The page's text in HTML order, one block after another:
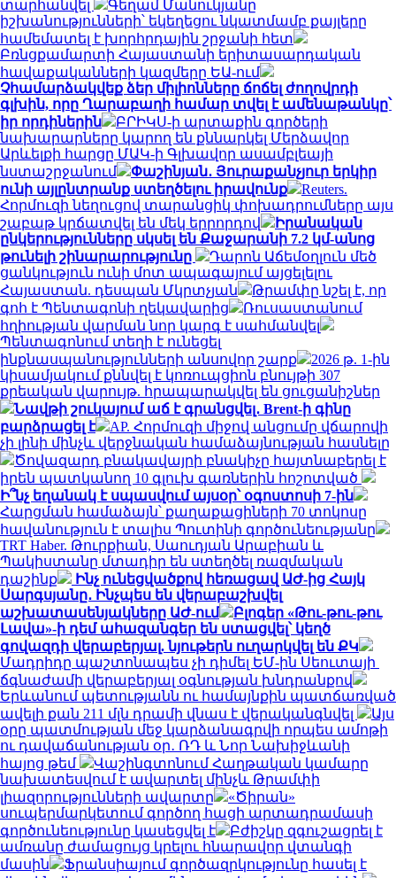
տարհանվել
Գեղամ Մանուկյանը
իշխանությունների՝ եկեղեցու նկատմամբ քայլերը
համեմատել է խորհրդային շրջանի հետ
Բռնցքամարտի Հայաստանի երիտասարդական
հավաքականների կազմերը ԵԱ-ում
Չհամարձակվեք ձեր միլիոնները ճոճել ժողովրդի
գլխին, որը Ղարաբաղի համար տվել է ամենաթանկը՝
իր որդիներին
ԲՐԻԿՍ-ի արտաքին գործերի
նախարարները կարող են քննարկել Մերձավոր
Արևելքի հարցը ՄԱԿ-ի Գլխավոր ասամբլեայի
նստաշրջանում
Փաշինյան․ Յուրաքանչյուր երկիր
ունի այլընտրանք ստեղծելու իրավունք
Reuters.
Հորմուզի նեղուցով տարանցիկ փոխադրումները այս
շաբաթ կրճատվել են մեկ երրորդով
Իրանական
ընկերությունները սկսել են Քաջարանի 7.2 կմ-անոց
թունելի շինարարությունը
Դարոն Աճեմօղլուն մեծ
ցանկություն ունի մոտ ապագայում այցելելու
Հայաստան. դեսպան Մկրտչյան
Թրամփը նշել է, որ
գոհ է Պենտագոնի ղեկավարից
Ռուսաստանում
հղիության վարման նոր կարգ է սահմանվել
Պենտագոնում տեղի է ունեցել
ինքնասպանությունների անսովոր շարք
2026 թ. 1-ին
կիսամյակում քննվել է կոռուպցիոն բնույթի 307
քրեական վարույթ. հրապարակվել են ցուցանիշներ
Նավթի շուկայում աճ է գրանցվել․ Brent-ի գինը
բարձրացել է
AP. Հորմուզի միջով անցումը վճարովի
չի լինի մինչև վերջնական համաձայնության հասնելը
Ծովազարդ բնակավայրի բնակիչը հայտնաբերել է
իրեն պատկանող 10 գլուխ գառներին հոշոտված
Ի՞նչ եղանակ է սպասվում այսօր՝ օգոստոսի 7-ին
Հարցման համաձայն՝ քաղաքացիների 70 տոկոսը
հավանություն է տալիս Պուտինի գործունեությանը
TRT Haber. Թուրքիան, Սաուդյան Արաբիան և
Պակիստանը մտադիր են ստեղծել ռազմական
դաշինք
Ինչ ունեցվածքով հեռացավ ԱԺ-ից Հայկ
Սարգսյանը․ Ինչպես են վերաբաշխվել
աշխատասենյակները ԱԺ-ում
Բլոգեր «Թու-թու-թու
Լավա»-ի դեմ ահազանգեր են ստացվել՝ կեղծ
գովազդի վերաբերյալ. նյութերն ուղարկվել են ՔԿ
Մադրիդը պաշտոնապես չի դիմել ԵՄ-ին Սեուտայի ​​
ճգնաժամի վերաբերյալ օգնության խնդրանքով
Երևանում պետությանն ու համայնքին պատճառված
ավելի քան 211 մլն դրամի վնաս է վերականգնվել
Այս
օրը պատմության մեջ կարձանագրվի որպես ամոթի
ու դավաճանության օր․ ՌԴ և Նոր Նախիջևանի
հայոց թեմ
Վաշինգտոնում Հաղթական կամարը
նախատեսվում է ավարտել մինչև Թրամփի
լիազորությունների ավարտը
«Ծիրան»
սուպերմարկետում գործող հացի արտադրամասի
գործունեությունը կասեցվել է
Բժիշկը զգուշացրել է
ամռանը ժամացույց կրելու հնարավոր վտանգի
մասին
Ֆրանսիայում գործազրկությունը հասել է